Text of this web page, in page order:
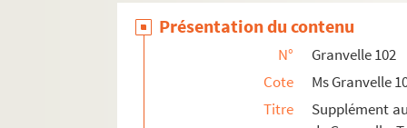
263. Trois lettres de Morillon au cardinal de
268. Don Jo. de Idiaques au cardinal de
270. Le cardinal de Granvelle à don Jo. de
271. Le cardinal de Granvelle au roi.
272. Don Jo. de Idiaques au cardinal de
Présentation du contenu
N°
Granvelle 102
Cote
Ms Granvelle
Titre
Supplément